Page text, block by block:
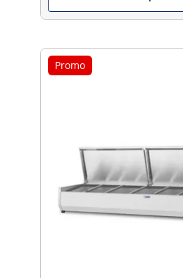
Promo